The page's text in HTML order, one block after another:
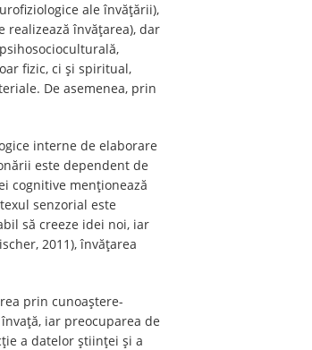
ale învăţării),
realizează învățarea), dar
fizic, ci și spiritual,
De asemenea, prin
interne de elaborare
este dependent de
cognitive menționează
senzorial este
să creeze idei noi, iar
2011), învățarea
prin cunoaștere-
iar preocuparea de
a datelor științei și a